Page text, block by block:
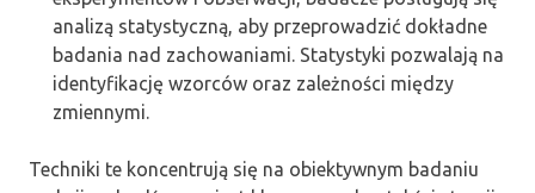
analizą statystyczną, aby przeprowadzić dokładne
badania nad zachowaniami. Statystyki pozwalają na
identyfikację wzorców oraz zależności między
zmiennymi.
Techniki te koncentrują się na obiektywnym badaniu